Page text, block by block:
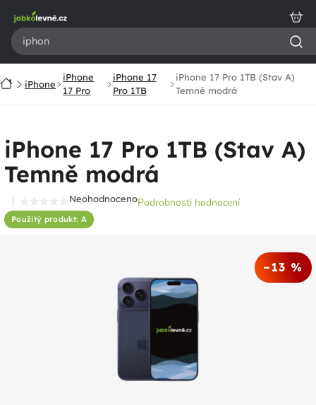
obsah
DomůiPhone
iPhone
17 Pro
iPhone 17
Pro 1TB
iPhone 17 Pro 1TB (Stav A)
Temně modrá
iPhone 17 Pro 1TB (Stav A)
Temně modrá
Použitý produkt: A
Průměrné
hodnocení
NeohodnocenoPodrobnosti hodnocení
–13 %